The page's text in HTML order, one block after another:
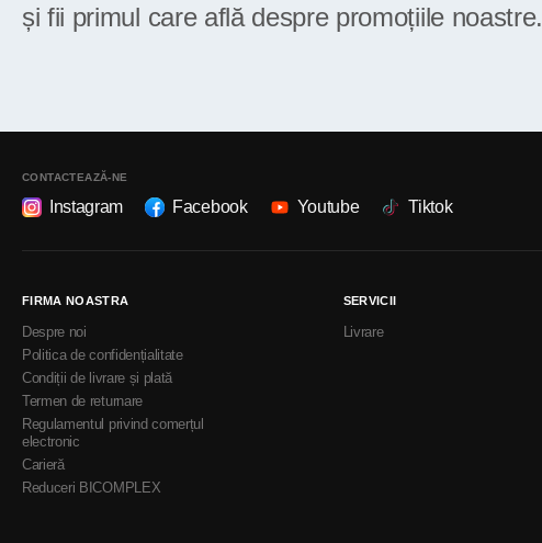
și fii primul care află despre promoțiile noastre.
CONTACTEAZĂ-NE
Instagram Facebook Youtube Tiktok
FIRMA NOASTRA
Despre noi
Politica de confidențialitate
Condiții de livrare și plată
Termen de returnare
Regulamentul privind comerțul
electronic
Carieră
Reduceri BICOMPLEX
SERVICII
Livrare